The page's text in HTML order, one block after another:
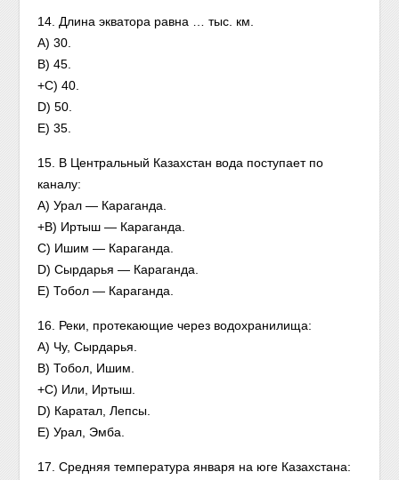
14. Длина экватора равна … тыс. км.
A) 30.
B) 45.
+C) 40.
D) 50.
Е) 35.
15. В Центральный Казахстан вода поступает по
каналу:
А) Урал — Караганда.
+B) Иртыш — Караганда.
C) Ишим — Караганда.
D) Сырдарья — Караганда.
E) Тобол — Караганда.
16. Реки, протекающие через водохранилища:
A) Чу, Сырдарья.
B) Тобол, Ишим.
+C) Или, Иртыш.
D) Каратал, Лепсы.
E) Урал, Эмба.
17. Средняя температура января на юге Казахстана: